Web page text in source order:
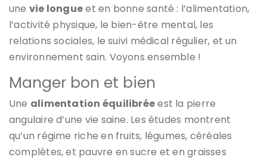
une vie longueet en bonne santé : l’alimentation,
l’activité physique, le bien-être mental, les
relations sociales, le suivi médical régulier, et un
environnement sain. Voyons ensemble !
Manger bon et bien
Une alimentation équilibréeest la pierre
angulaire d’une vie saine. Les études montrent
qu’un régime riche en fruits, légumes, céréales
complètes, et pauvre en sucre et en graisses